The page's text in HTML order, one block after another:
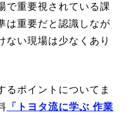
で重要視されている課
は重要だと認識しなが
ない現場は少なくあり
るポイントについてま
「トヨタ流に学ぶ 作業